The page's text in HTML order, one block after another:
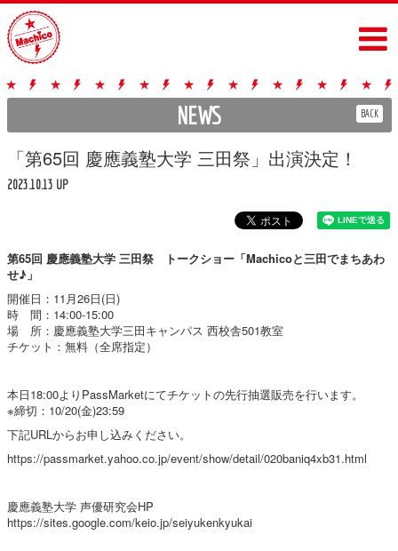
NEWS BACK
「第65回 慶應義塾大学 三田祭」出演決定！
2023.10.13 UP
第65回 慶應義塾大学 三田祭 トークショー「Machicoと三田でまちあわ
せ♪」
開催日：11月26日(日)
時 間：14:00-15:00
場 所：慶應義塾大学三田キャンパス 西校舎501教室
チケット：無料（全席指定）
本日18:00よりPassMarketにてチケットの先行抽選販売を行います。
※締切：10/20(金)23:59
下記URLからお申し込みください。
https://passmarket.yahoo.co.jp/event/show/detail/020baniq4xb31.html
慶應義塾大学 声優研究会HP
https://sites.google.com/keio.jp/seiyukenkyukai